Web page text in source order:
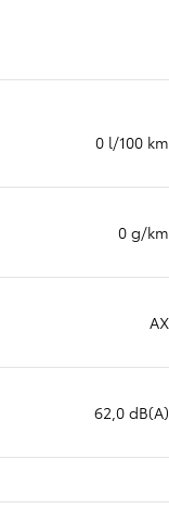
0 l/100 km
0 g/km
AX
62,0 dB(A)